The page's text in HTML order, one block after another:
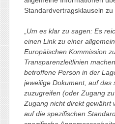
Standardvertragsklauseln zu
Um es klar zu sagen: Es
einen Link zu einer
Europäischen Kommission
Transparenzleitlinien
betroffene Person in der
jeweilige Dokument, auf das
zuzugreifen (oder Zugang
Zugang nicht direkt gewährt
auf die spezifischen